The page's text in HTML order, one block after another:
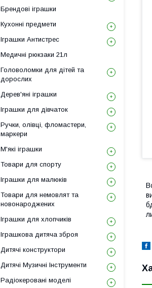
Брендові іграшки
Кухонні предмети
Іграшки Антистрес
Медичні рюкзаки 21л
Головоломки для дітей та
дорослих
Дерев'яні іграшки
Іграшки для дівчаток
Ручки, олівці, фломастери,
маркери
М'які іграшки
Товари для спорту
Іграшки для малюків
Товари для немовлят та
новонароджених
Іграшки для хлопчиків
Іграшкова дитяча зброя
Дитячі конструктори
Дитячі Музичні Інструменти
Радіокеровані моделі